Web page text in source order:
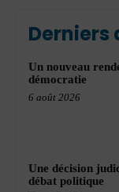
Derniers
Un nouveau
démocratie
6 août 2026
Une décision
débat politique